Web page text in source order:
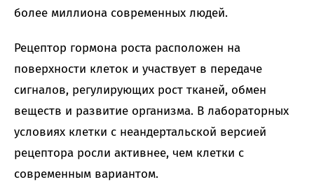
более миллиона современных людей.
Рецептор гормона роста расположен на
поверхности клеток и участвует в передаче
сигналов, регулирующих рост тканей, обмен
веществ и развитие организма. В лабораторных
условиях клетки с неандертальской версией
рецептора росли активнее, чем клетки с
современным вариантом.